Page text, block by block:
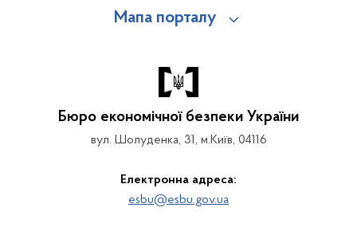
Мапа порталу
Бюро економічної безпеки України
вул. Шолуденка, 31, м.Київ, 04116
Електронна адреса:
esbu@esbu.gov.ua